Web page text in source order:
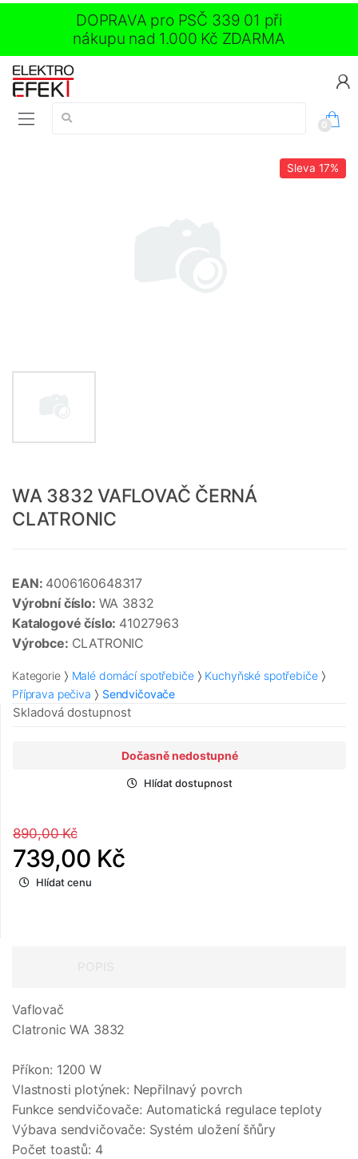
DOPRAVA pro PSČ 339 01 při
nákupu nad 1.000 Kč ZDARMA
Vyhledávání:
0
Sleva 17%
WA 3832 VAFLOVAČ ČERNÁ
CLATRONIC
EAN: 4006160648317
Výrobní číslo: WA 3832
Katalogové číslo: 41027963
Výrobce: CLATRONIC
Kategorie Malé domácí spotřebiče
Kuchyňské spotřebiče
Příprava pečiva
Sendvičovače
Skladová dostupnost
Dočasně nedostupné
Hlídat dostupnost
890,00 Kč
739,00 Kč
Hlídat cenu
Vaflovač
Clatronic WA 3832
Příkon: 1200 W
Vlastnosti plotýnek: Nepřilnavý povrch
Funkce sendvičovače: Automatická regulace teploty
Výbava sendvičovače: Systém uložení šňůry
Počet toastů: 4